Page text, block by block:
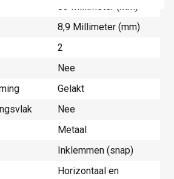
83 Millimeter (mm)
8,9 Millimeter (mm)
2
Nee
Gelakt
Nee
Metaal
Inklemmen (snap)
Horizontaal en